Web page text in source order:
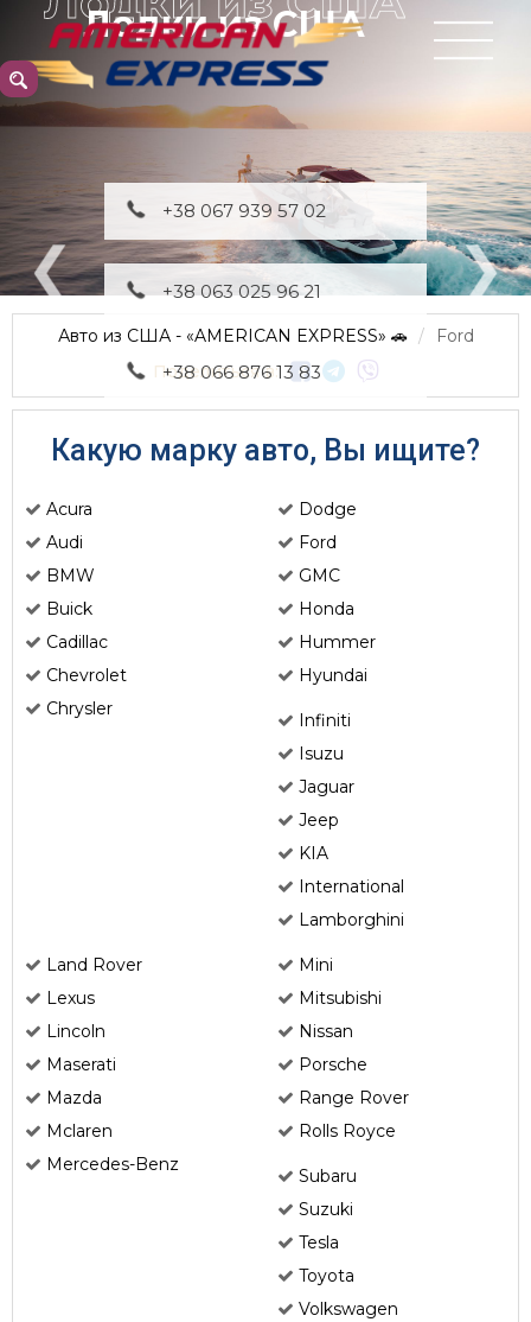
Лодки из США
+38 067 939 57 02
+38 063 025 96 21
+38 066 876 13 83
Авто из США - «AMERICAN EXPRESS» 🚗
Ford
Поделиться в:
Какую марку авто, Вы ищите?
Acura
Audi
BMW
Buick
Cadillac
Chevrolet
Chrysler
Dodge
Ford
GMC
Honda
Hummer
Hyundai
Infiniti
Isuzu
Jaguar
Jeep
KIA
International
Lamborghini
Land Rover
Lexus
Lincoln
Maserati
Mazda
Mclaren
Mercedes-Benz
Mini
Mitsubishi
Nissan
Porsche
Range Rover
Rolls Royce
Subaru
Suzuki
Tesla
Toyota
Volkswagen